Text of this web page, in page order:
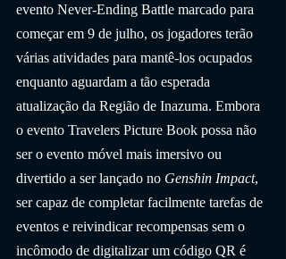
evento Never-Ending Battle marcado para
começar em 9 de julho, os jogadores terão
várias atividades para mantê-los ocupados
enquanto aguardam a tão esperada
atualização da Região de Inazuma. Embora
o evento Travelers Picture Book possa não
ser o evento móvel mais imersivo ou
divertido a ser lançado no Genshin Impact,
ser capaz de completar facilmente tarefas de
eventos e reivindicar recompensas sem o
incômodo de digitalizar um código QR é